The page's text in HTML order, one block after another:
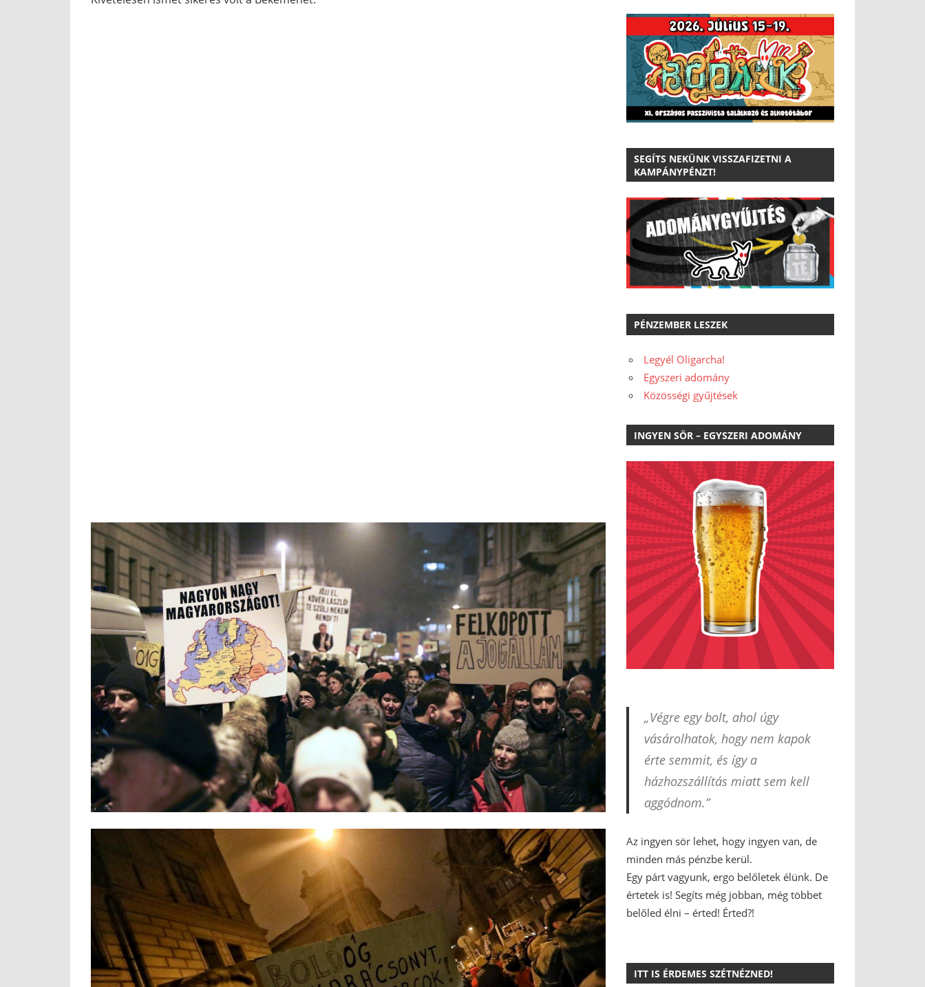
SEGÍTS NEKÜNK VISSZAFIZETNI A
KAMPÁNYPÉNZT!
PÉNZEMBER LESZEK
Legyél Oligarcha!
Egyszeri adomány
Közösségi gyűjtések
INGYEN SÖR – EGYSZERI ADOMÁNY
„Végre egy bolt, ahol úgy
vásárolhatok, hogy nem kapok
érte semmit, és így a
házhozszállítás miatt sem kell
aggódnom.”
Az ingyen sör lehet, hogy ingyen van, de
minden más pénzbe kerül.
Egy párt vagyunk, ergo belőletek élünk. De
értetek is! Segíts még jobban, még többet
belőled élni – érted! Érted?!
ITT IS ÉRDEMES SZÉTNÉZNED!